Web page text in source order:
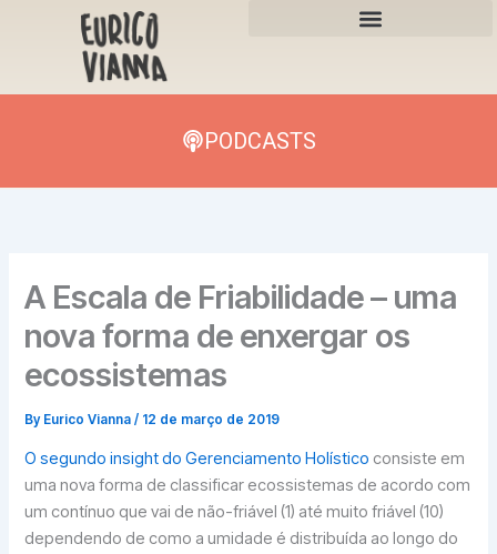
PODCASTS
A Escala de Friabilidade – uma
nova forma de enxergar os
ecossistemas
By Eurico Vianna/ 12 de março de 2019
O segundo insight do Gerenciamento Holístico consiste em
uma nova forma de classificar ecossistemas de acordo com
um contínuo que vai de não-friável (1) até muito friável (10)
dependendo de como a umidade é distribuída ao longo do